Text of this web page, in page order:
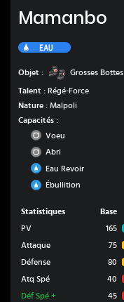
Mamanbo
Eau
Objet : Grosses Bottes
Talent : Régé-Force
Nature : Malpoli
Capacités :
Normal
Voeu
Normal
Abri
Eau
Eau Revoir
EauÉbullition
Statistiques Base
PV
165
Attaque
75
Défense
80
Atq Spé
40
Déf Spé + 45